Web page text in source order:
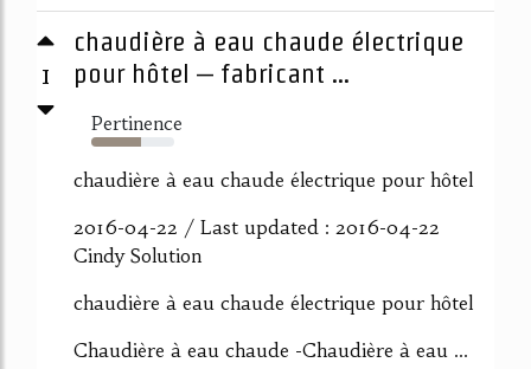
1
chaudière à eau chaude électrique
pour hôtel – fabricant ...
Pertinence
60%
chaudière à eau chaude électrique pour hôtel
2016-04-22 / Last updated : 2016-04-22
Cindy Solution
chaudière à eau chaude électrique pour hôtel
Chaudière à eau chaude -Chaudière à eau ...